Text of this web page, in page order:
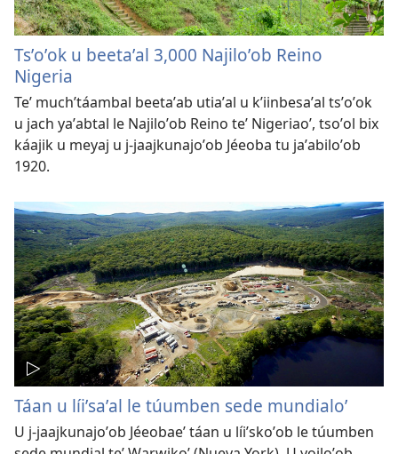
Tsʼoʼok u beetaʼal 3,000 Najiloʼob Reino
Nigeria
Teʼ muchʼtáambal beetaʼab utiaʼal u kʼiinbesaʼal tsʼoʼok
u jach yaʼabtal le Najiloʼob Reino teʼ Nigeriaoʼ, tsoʼol bix
káajik u meyaj u j-jaajkunajoʼob Jéeoba tu jaʼabiloʼob
1920.
Táan u líiʼsaʼal le túumben sede mundialoʼ
U j-jaajkunajoʼob Jéeobaeʼ táan u líiʼskoʼob le túumben